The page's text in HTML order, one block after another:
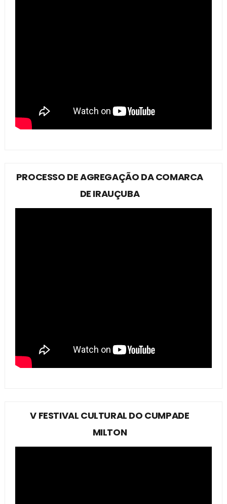
PROCESSO DE AGREGAÇÃO DA COMARCA
DE IRAUÇUBA
V FESTIVAL CULTURAL DO CUMPADE
MILTON